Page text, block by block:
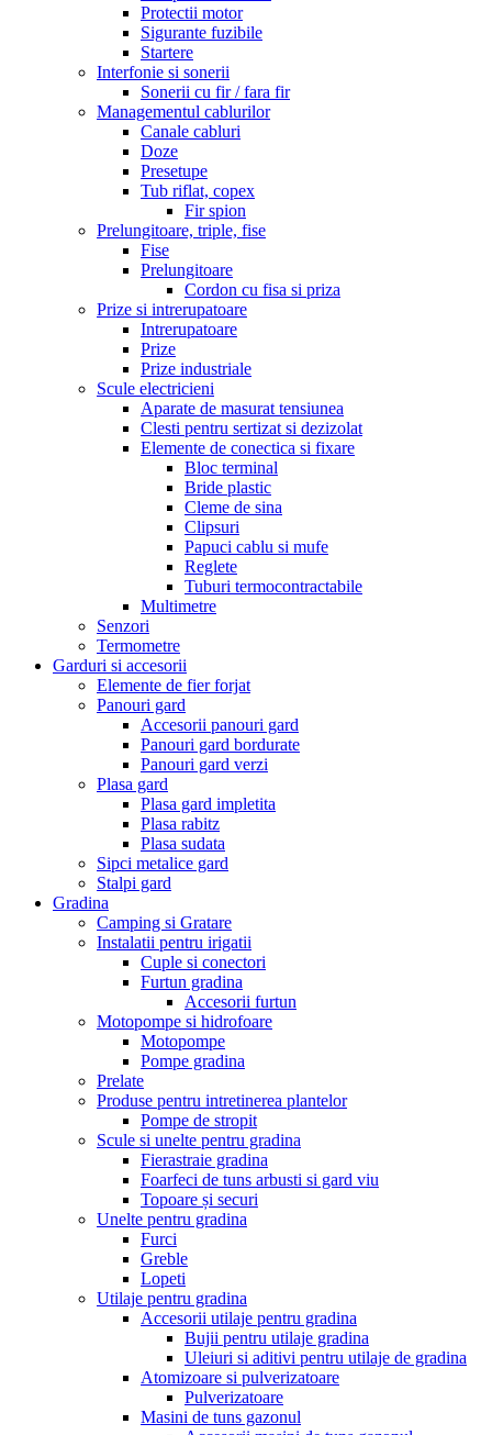
Protectii motor
Sigurante fuzibile
Startere
Interfonie si sonerii
Sonerii cu fir / fara fir
Managementul cablurilor
Canale cabluri
Doze
Presetupe
Tub riflat, copex
Fir spion
Prelungitoare, triple, fise
Fise
Prelungitoare
Cordon cu fisa si priza
Prize si intrerupatoare
Intrerupatoare
Prize
Prize industriale
Scule electricieni
Aparate de masurat tensiunea
Clesti pentru sertizat si dezizolat
Elemente de conectica si fixare
Bloc terminal
Bride plastic
Cleme de sina
Clipsuri
Papuci cablu si mufe
Reglete
Tuburi termocontractabile
Multimetre
Senzori
Termometre
Garduri si accesorii
Elemente de fier forjat
Panouri gard
Accesorii panouri gard
Panouri gard bordurate
Panouri gard verzi
Plasa gard
Plasa gard impletita
Plasa rabitz
Plasa sudata
Sipci metalice gard
Stalpi gard
Gradina
Camping si Gratare
Instalatii pentru irigatii
Cuple si conectori
Furtun gradina
Accesorii furtun
Motopompe si hidrofoare
Motopompe
Pompe gradina
Prelate
Produse pentru intretinerea plantelor
Pompe de stropit
Scule si unelte pentru gradina
Fierastraie gradina
Foarfeci de tuns arbusti si gard viu
Topoare și securi
Unelte pentru gradina
Furci
Greble
Lopeti
Utilaje pentru gradina
Accesorii utilaje pentru gradina
Bujii pentru utilaje gradina
Uleiuri si aditivi pentru utilaje de gradina
Atomizoare si pulverizatoare
Pulverizatoare
Masini de tuns gazonul